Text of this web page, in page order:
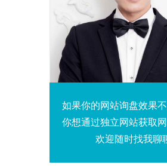
如果你的网站询盘效果
你想通过独立网站获取网
欢迎随时找我聊